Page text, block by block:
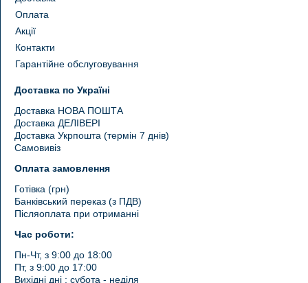
Оплата
Акції
Контакти
Гарантійне обслуговування
Доставка по Україні
Доставка НОВА ПОШТА
Доставка ДЕЛІВЕРІ
Доставка Укрпошта (термін 7 днів)
Самовивіз
Оплата замовлення
Готівка (грн)
Банківський переказ (з ПДВ)
Післяоплата при отриманні
Час роботи:
Пн-Чт, з 9:00 до 18:00
Пт, з 9:00 до 17:00
Вихідні дні : субота - неділя